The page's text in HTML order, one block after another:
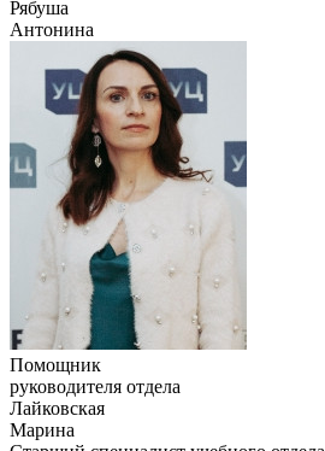
Рябуша
Антонина
Помощник
руководителя отдела
Лайковская
Марина